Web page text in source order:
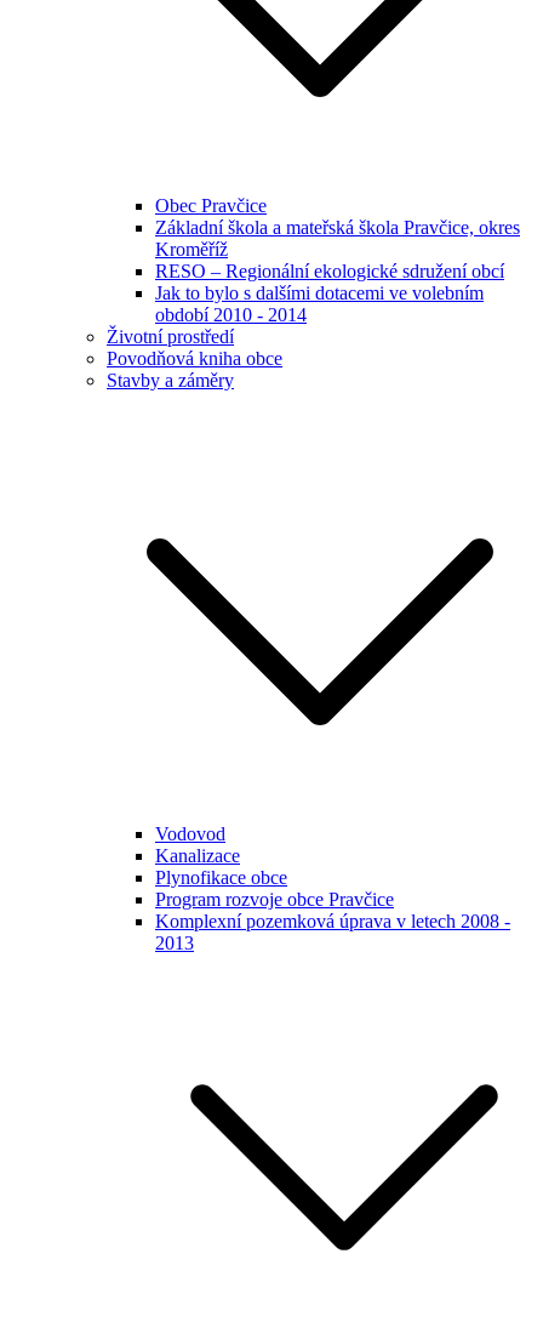
Obec Pravčice
Základní škola a mateřská škola Pravčice, okres
Kroměříž
RESO – Regionální ekologické sdružení obcí
Jak to bylo s dalšími dotacemi ve volebním
období 2010 - 2014
Životní prostředí
Povodňová kniha obce
Stavby a záměry
Vodovod
Kanalizace
Plynofikace obce
Program rozvoje obce Pravčice
Komplexní pozemková úprava v letech 2008 -
2013